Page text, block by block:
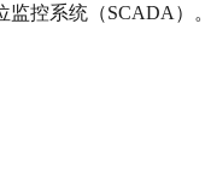
控系统（SCADA）。